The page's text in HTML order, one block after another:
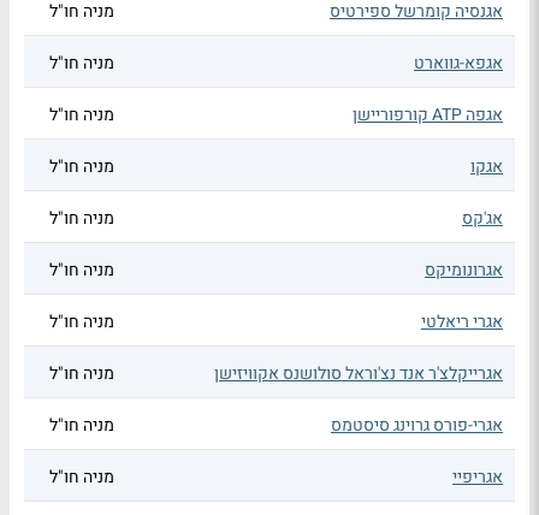
אגנסיה קומרשל ספירטיס מניה חו"ל
אגפא-גווארט מניה חו"ל
אגפה ATP קורפוריישן מניה חו"ל
אגקו מניה חו"ל
אג'קס מניה חו"ל
אגרונומיקס מניה חו"ל
אגרי ריאלטי מניה חו"ל
אגרייקלצ'ר אנד נצ'וראל סולושנס אקוויזישן מניה חו"ל
אגרי-פורס גרוינג סיסטמס מניה חו"ל
אגריפיי מניה חו"ל